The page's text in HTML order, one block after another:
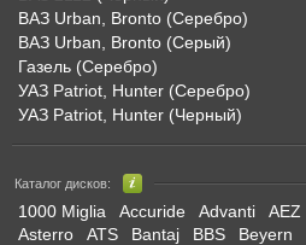
ВАЗ Urban, Bronto (Серебро)
ВАЗ Urban, Bronto (Серый)
Газель (Серебро)
УАЗ Patriot, Hunter (Серебро)
УАЗ Patriot, Hunter (Черный)
Каталог дисков:
1000 Miglia Accuride Advanti AEZ
Asterro
ATS Bantaj BBS Beyern